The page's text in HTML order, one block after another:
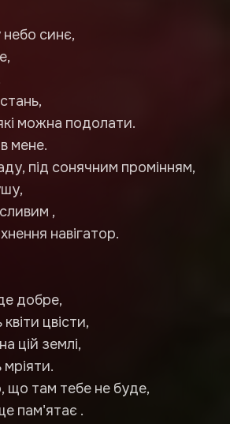
синє,
можна подолати.
мене.
під сонячним промінням,
,
навігатор.
добре,
цвісти,
цій землі,
що там тебе не буде,
пам'ятає .